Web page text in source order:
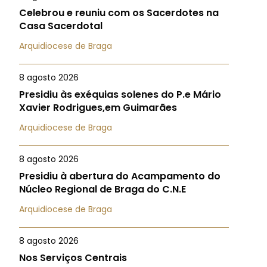
Celebrou e reuniu com os Sacerdotes na
Casa Sacerdotal
Arquidiocese de Braga
8 agosto 2026
Presidiu às exéquias solenes do P.e Mário
Xavier Rodrigues,em Guimarães
Arquidiocese de Braga
8 agosto 2026
Presidiu à abertura do Acampamento do
Núcleo Regional de Braga do C.N.E
Arquidiocese de Braga
8 agosto 2026
Nos Serviços Centrais